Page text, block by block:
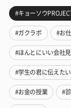
#キョーソウ
#ガクラボ #お
#ほんとにいい会社見
#学生の君に伝えた
#お金の授業 #